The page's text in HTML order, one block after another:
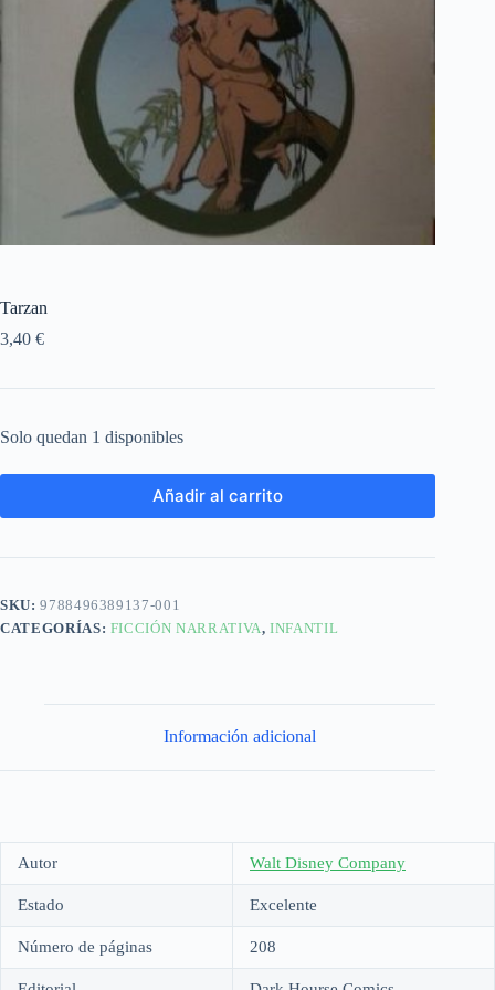
Tarzan
3,40 €
Solo quedan 1 disponibles
Añadir al carrito
SKU:9788496389137-001
CATEGORÍAS: FICCIÓN NARRATIVA,INFANTIL
Información adicional
Autor Walt Disney Company
Estado Excelente
Número de páginas 208